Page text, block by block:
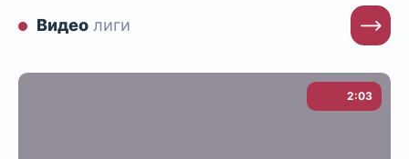
Видео лиги
2:03